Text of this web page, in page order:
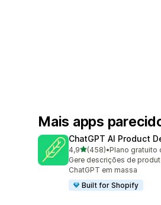
Mais apps
ChatGPT AI Product
4,9de 5 estrelas
(458)
458 avaliações ao todo
•Plano gratuito
Gere descrições de
ChatGPT em massa
Built for Shopify